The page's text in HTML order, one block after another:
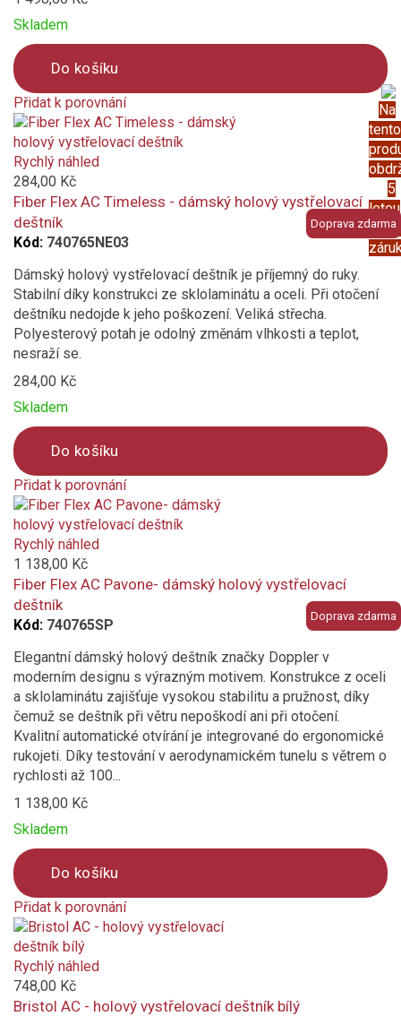
Na
tento
5
letou
Skladem
Do košíku
Přidat k porovnání
Product
is
added
to
compare
Doprava zdarma
Rychlý náhled
284,00 Kč
Fiber Flex AC Timeless - dámský holový vystřelovací
deštník
Kód: 740765NE03
Dámský holový vystřelovací deštník je příjemný do ruky.
Stabilní díky konstrukci ze sklolaminátu a oceli. Při otočení
deštníku nedojde k jeho poškození. Veliká střecha.
Polyesterový potah je odolný změnám vlhkosti a teplot,
nesraží se.
284,00 Kč
Skladem
Do košíku
Přidat k porovnání
Product
is
added
to
compare
Doprava zdarma
Rychlý náhled
1 138,00 Kč
Fiber Flex AC Pavone- dámský holový vystřelovací
deštník
Kód: 740765SP
Elegantní dámský holový deštník značky Doppler v
moderním designu s výrazným motivem. Konstrukce z oceli
a sklolaminátu zajišťuje vysokou stabilitu a pružnost, díky
čemuž se deštník při větru nepoškodí ani při otočení.
Kvalitní automatické otvírání je integrované do ergonomické
rukojeti. Díky testování v aerodynamickém tunelu s větrem o
rychlosti až 100...
1 138,00 Kč
Skladem
Do košíku
Přidat k porovnání
Product
is
added
to
compare
Rychlý náhled
748,00 Kč
Bristol AC - holový vystřelovací deštník bílý